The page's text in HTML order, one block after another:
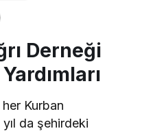
Derneği
her Kurban
da şehirdeki